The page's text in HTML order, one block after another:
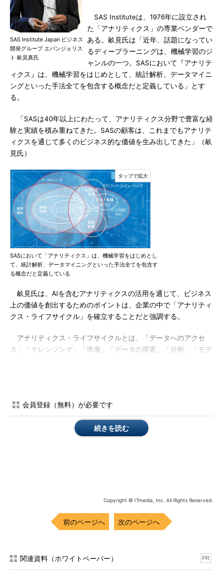
SAS Institute Japan ビジネス
開発グループ エバンジェリス
ト 畝見真氏
SAS Instituteは、1976年に設立され
た「アナリティクス」の専業ベンダーで
ある。畝見氏は「近年、話題になってい
るディープラーニングは、機械学習のジ
ャンルの一つ。SASにおいて『アナリテ
ィクス』は、機械学習をはじめとして、統計解析、データマイニ
ングといった手法全てを包含する概念だと定義している」とす
る。
「SASは40年以上にわたって、アナリティクス分野で豊富な経
験と実績を積み重ねてきた。SASの顧客は、これまでもアナリテ
ィクスを通じて多くのビジネス的な価値を生み出してきた」（畝
見氏）
SASにおいて「アナリティクス」は、機械学習をはじめとし
て、統計解析、データマイニングといった手法全てを包含す
る概念だと定義している
畝見氏は、AIを含むアナリティクスの活用を通じて、ビジネス
上の価値を創出するためのポイントは、企業の中で「アナリティ
クス・ライフサイクル」を確立することだと強調する。
アナリティクス・ライフサイクルとは、「データへのアクセ
ス」「クレンジング」「準備」「データの探索」「分析」「モデ
「ビッグデータの取り回しや、アナリティクスに関しては、
OSSを含めてさまざまなソリューションがある。しかし、アナリ
ティクス・ライフサイクルにおいて、それぞれのフェーズで使う
会員登録（無料）が必要です
続きを読む
Copyright © ITmedia, Inc. All Rights Reserved.
前のページへ 次のページへ
関連資料（ホワイトペーパー） PR